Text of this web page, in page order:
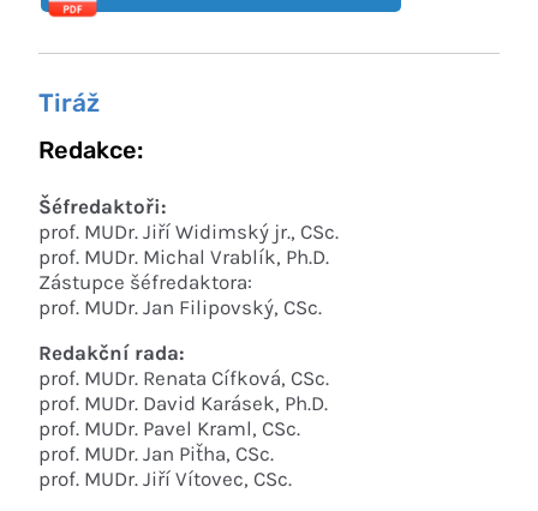
Tiráž
Redakce:
Šéfredaktoři:
prof. MUDr. Jiří Widimský jr., CSc.
prof. MUDr. Michal Vrablík, Ph.D.
Zástupce šéfredaktora:
prof. MUDr. Jan Filipovský, CSc.
Redakční rada:
prof. MUDr. Renata Cífková, CSc.
prof. MUDr. David Karásek, Ph.D.
prof. MUDr. Pavel Kraml, CSc.
prof. MUDr. Jan Piťha, CSc.
prof. MUDr. Jiří Vítovec, CSc.